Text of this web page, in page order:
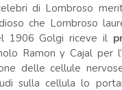
di Lombroso
che Lombroso
1906 Golgi riceve il
Ramon y Cajal per
delle cellule
sulla cellula lo